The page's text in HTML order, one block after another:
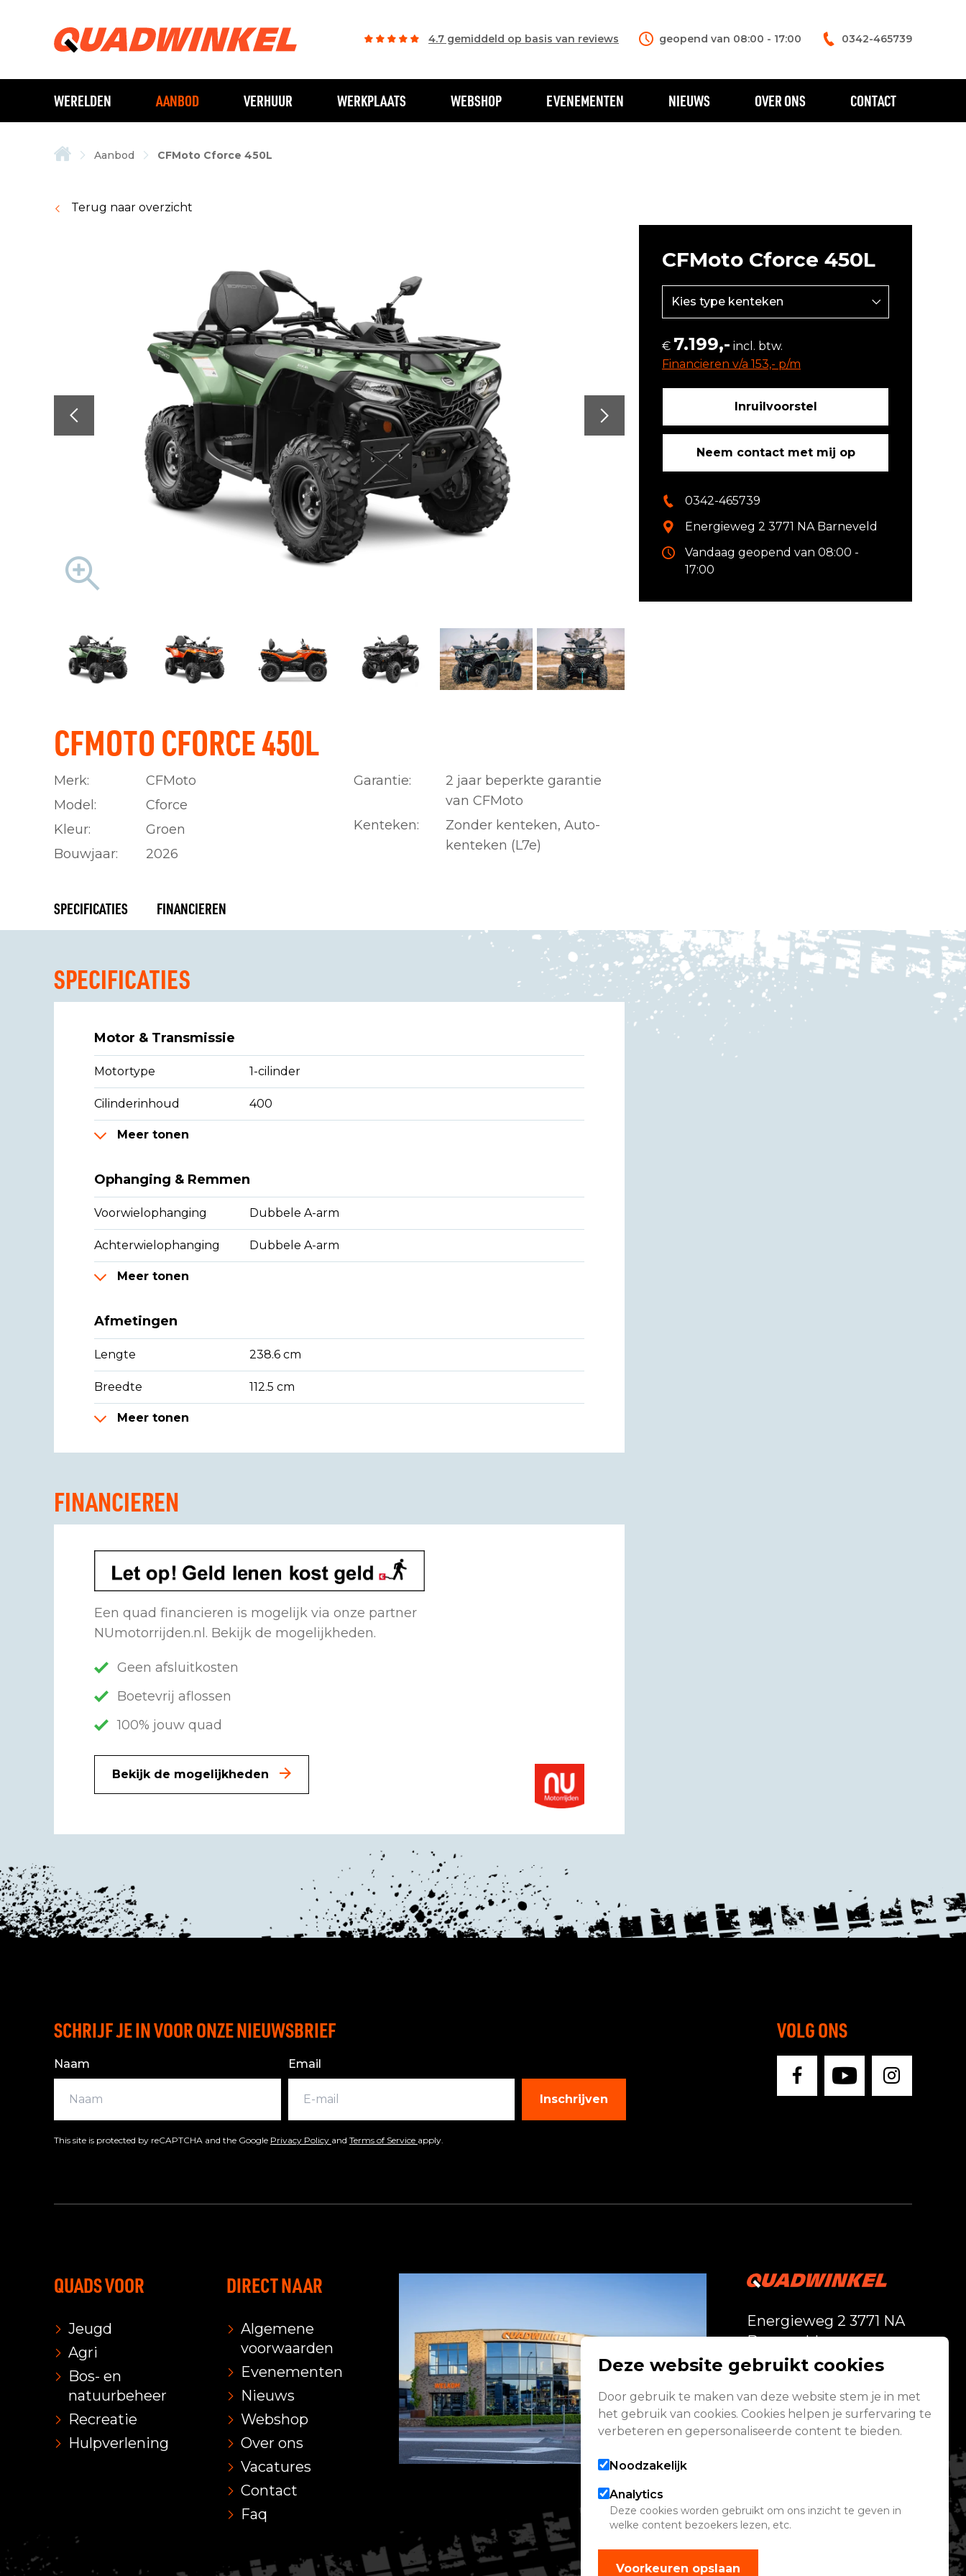
WERELDEN AANBOD VERHUUR WERKPLAATS WEBSHOP EVENEMENTEN NIEUWS OVER ONS CONTACT
4.7 gemiddeld op basis van reviews geopend van 08:00 - 17:00 0342-465739
Aanbod CFMoto Cforce 450L
Terug naar overzicht
CFMOTO CFORCE 450L
Merk:
CFMoto
Model:
Cforce
Kleur:
Groen
Bouwjaar:
2026
Garantie:
2 jaar beperkte garantie
van CFMoto
Kenteken:
Zonder kenteken, Auto-
kenteken (L7e)
SPECIFICATIES FINANCIEREN
SPECIFICATIES
Motor & Transmissie
Motortype 1-cilinder
Cilinderinhoud 400
Meer tonen
Ophanging & Remmen
Voorwielophanging Dubbele A-arm
Achterwielophanging Dubbele A-arm
Meer tonen
Afmetingen
Lengte 238.6 cm
Breedte 112.5 cm
Meer tonen
FINANCIEREN
Een quad financieren is mogelijk via onze partner
NUmotorrijden.nl. Bekijk de mogelijkheden.
Geen afsluitkosten
Boetevrij aflossen
100% jouw quad
Bekijk de mogelijkheden
CFMoto Cforce 450L
€ 7.199,- incl. btw.
Financieren v/a 153,- p/m
Inruilvoorstel
Neem contact met mij op
0342-465739
Energieweg 2 3771 NA Barneveld
Vandaag geopend van 08:00 -
17:00
SCHRIJF JE IN VOOR ONZE NIEUWSBRIEF
Naam Email
Inschrijven
This site is protected by reCAPTCHA and the Google Privacy Policy and Terms of Service apply.
VOLG ONS
QUADS VOOR
Jeugd
Agri
Bos- en
natuurbeheer
Recreatie
Hulpverlening
DIRECT NAAR
Algemene
voorwaarden
Evenementen
Nieuws
Webshop
Over ons
Vacatures
Contact
Faq
Energieweg 2 3771 NA
Barneveld
van 08:00 - 17:00
Alle openingstijden
Deze website gebruikt cookies
Door gebruik te maken van deze website stem je in met
het gebruik van cookies. Cookies helpen je surfervaring te
verbeteren en gepersonaliseerde content te bieden.
Noodzakelijk
Analytics
Deze cookies worden gebruikt om ons inzicht te geven in
welke content bezoekers lezen, etc.
Voorkeuren opslaan